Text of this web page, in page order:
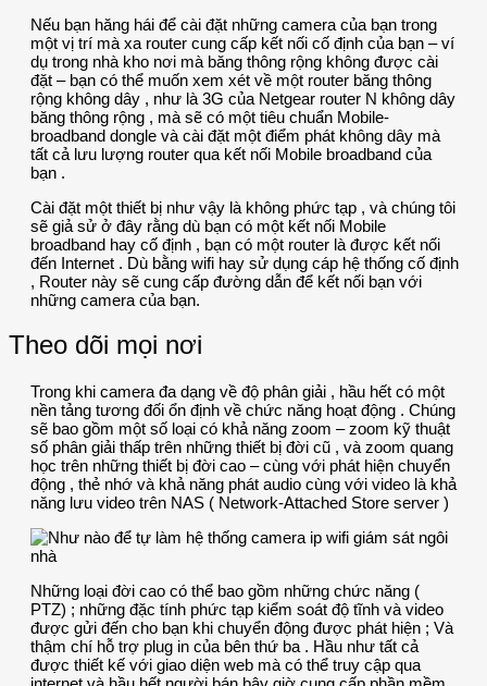
Nếu bạn hăng hái để cài đặt những camera của bạn trong
một vị trí mà xa router cung cấp kết nối cố định của bạn – ví
dụ trong nhà kho nơi mà băng thông rộng không được cài
đặt – bạn có thể muốn xem xét về một router băng thông
rộng không dây , như là 3G của Netgear router N không dây
băng thông rộng , mà sẽ có một tiêu chuẩn Mobile-
broadband dongle và cài đặt một điểm phát không dây mà
tất cả lưu lượng router qua kết nối Mobile broadband của
bạn .
Cài đặt một thiết bị như vậy là không phức tạp , và chúng tôi
sẽ giả sử ở đây rằng dù bạn có một kết nối Mobile
broadband hay cố định , bạn có một router là được kết nối
đến Internet . Dù bằng wifi hay sử dụng cáp hệ thống cố định
, Router này sẽ cung cấp đường dẫn để kết nối bạn với
những camera của bạn.
Theo dõi mọi nơi
Trong khi camera đa dạng về độ phân giải , hầu hết có một
nền tảng tương đối ổn định về chức năng hoạt động . Chúng
sẽ bao gồm một số loại có khả năng zoom – zoom kỹ thuật
số phân giải thấp trên những thiết bị đời cũ , và zoom quang
học trên những thiết bị đời cao – cùng với phát hiện chuyển
động , thẻ nhớ và khả năng phát audio cùng với video là khả
năng lưu video trên NAS ( Network-Attached Store server )
Những loại đời cao có thể bao gồm những chức năng (
PTZ) ; những đặc tính phức tạp kiểm soát độ tĩnh và video
được gửi đến cho bạn khi chuyển động được phát hiện ; Và
thậm chí hỗ trợ plug in của bên thứ ba . Hầu như tất cả
được thiết kế với giao diện web mà có thể truy cập qua